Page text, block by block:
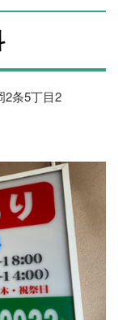
2条5丁目2